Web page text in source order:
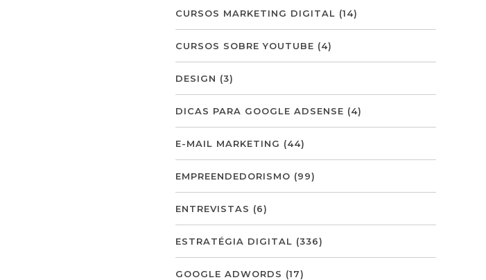
CURSOS MARKETING DIGITAL (14)
CURSOS SOBRE YOUTUBE (4)
DESIGN (3)
DICAS PARA GOOGLE ADSENSE (4)
E-MAIL MARKETING (44)
EMPREENDEDORISMO (99)
ENTREVISTAS (6)
ESTRATÉGIA DIGITAL (336)
GOOGLE ADWORDS (17)